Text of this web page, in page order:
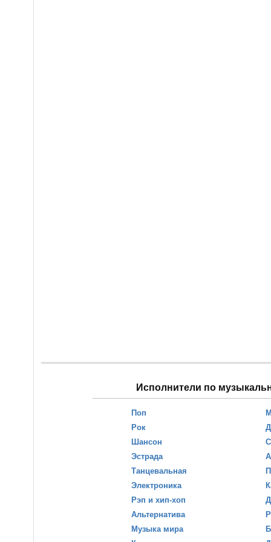
Исполнители по
Поп
Рок
Шансон
Эстрада
Танцевальная
Электроника
Рэп и хип-хоп
Альтернатива
Музыка мира